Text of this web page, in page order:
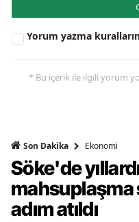
Yorum yazma
* Bu içerik ile ilgili yorum
Son Dakika Ekonomi
Söke'de
mahsuplaşma
adım atıldı